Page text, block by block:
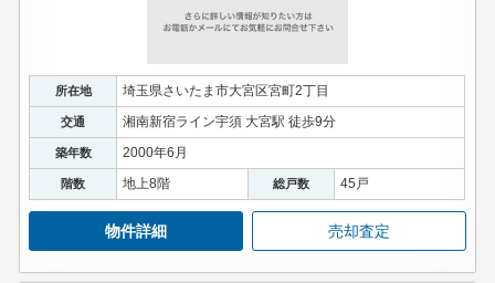
所在地 埼玉県さいたま市大宮区宮町2丁目
交通 湘南新宿ライン宇須 大宮駅 徒歩9分
築年数 2000年6月
階数 地上8階 総戸数 45戸
物件詳細 売却査定